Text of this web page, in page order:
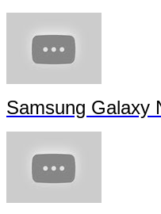
Samsung Galaxy